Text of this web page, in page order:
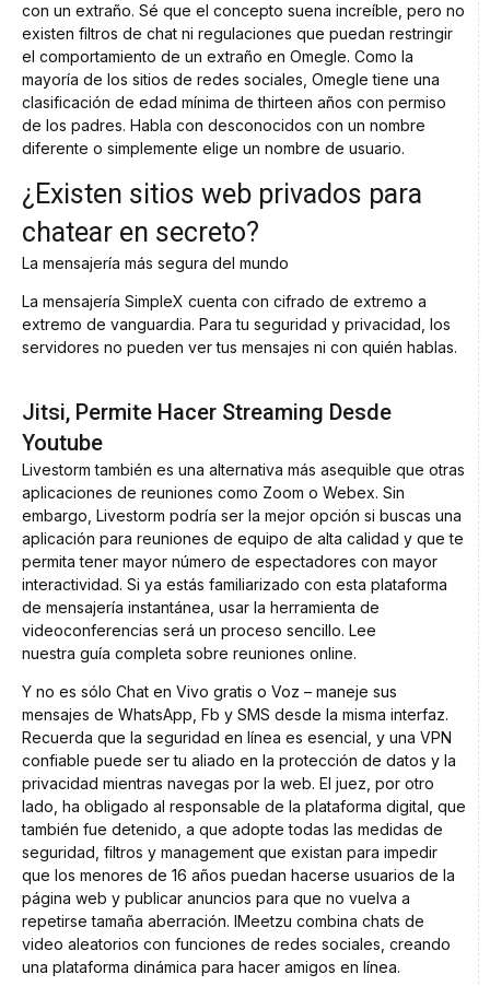
con un extraño. Sé que el concepto suena increíble, pero no
existen filtros de chat ni regulaciones que puedan restringir
el comportamiento de un extraño en Omegle. Como la
mayoría de los sitios de redes sociales, Omegle tiene una
clasificación de edad mínima de thirteen años con permiso
de los padres. Habla con desconocidos con un nombre
diferente o simplemente elige un nombre de usuario.
¿Existen sitios web privados para
chatear en secreto?
La mensajería más segura del mundo
La mensajería SimpleX cuenta con cifrado de extremo a
extremo de vanguardia. Para tu seguridad y privacidad, los
servidores no pueden ver tus mensajes ni con quién hablas.
Jitsi, Permite Hacer Streaming Desde
Youtube
Livestorm también es una alternativa más asequible que otras
aplicaciones de reuniones como Zoom o Webex. Sin
embargo, Livestorm podría ser la mejor opción si buscas una
aplicación para reuniones de equipo de alta calidad y que te
permita tener mayor número de espectadores con mayor
interactividad. Si ya estás familiarizado con esta plataforma
de mensajería instantánea, usar la herramienta de
videoconferencias será un proceso sencillo. Lee
nuestra guía completa sobre reuniones online.
Y no es sólo Chat en Vivo gratis o Voz – maneje sus
mensajes de WhatsApp, Fb y SMS desde la misma interfaz.
Recuerda que la seguridad en línea es esencial, y una VPN
confiable puede ser tu aliado en la protección de datos y la
privacidad mientras navegas por la web. El juez, por otro
lado, ha obligado al responsable de la plataforma digital, que
también fue detenido, a que adopte todas las medidas de
seguridad, filtros y management que existan para impedir
que los menores de 16 años puedan hacerse usuarios de la
página web y publicar anuncios para que no vuelva a
repetirse tamaña aberración. IMeetzu combina chats de
video aleatorios con funciones de redes sociales, creando
una plataforma dinámica para hacer amigos en línea.